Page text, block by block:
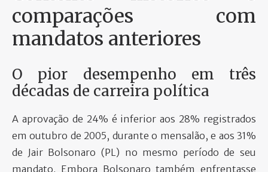
comparações com
mandatos anteriores
O pior desempenho em três
décadas de carreira política
A aprovação de 24% é inferior aos 28% registrados
em outubro de 2005, durante o mensalão, e aos 31%
de Jair Bolsonaro (PL) no mesmo período de seu
mandato. Embora Bolsonaro também enfrentasse